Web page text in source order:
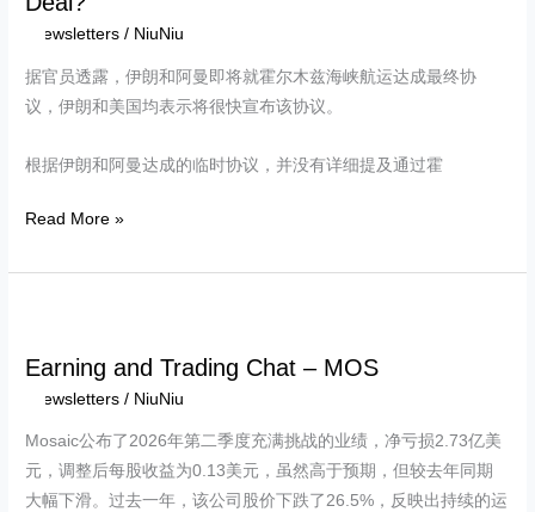
Newsletters / NiuNiu
据官员透露，伊朗和阿曼即将就霍尔木兹海峡航运达成最终协
议，伊朗和美国均表示将很快宣布该协议。
根据伊朗和阿曼达成的临时协议，并没有详细提及通过霍
Read More »
Earning and Trading Chat – MOS
Newsletters / NiuNiu
Mosaic公布了2026年第二季度充满挑战的业绩，净亏损2.73亿美
元，调整后每股收益为0.13美元，虽然高于预期，但较去年同期
大幅下滑。过去一年，该公司股价下跌了26.5%，反映出持续的运
Trading
Chat
–
MOS